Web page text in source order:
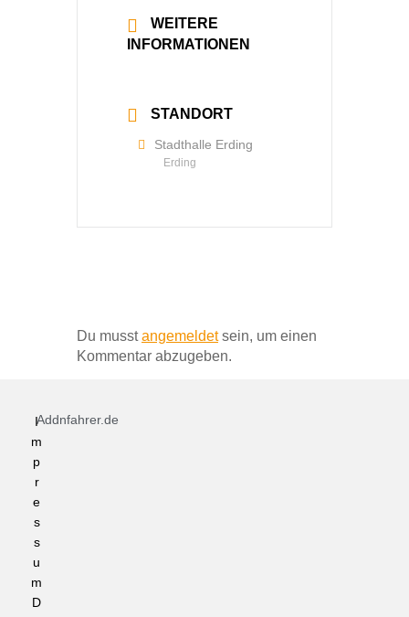
WEITERE
INFORMATIONEN
STANDORT
Stadthalle Erding
Erding
Du musstangemeldetsein, um einen
Kommentar abzugeben.
Addnfahrer.de
I
m
p
r
e
s
s
u
m
D